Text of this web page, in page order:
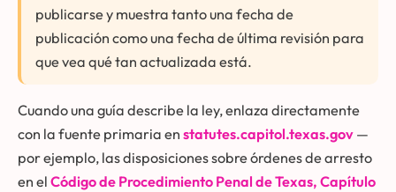
publicarse y muestra tanto una fecha de
publicación como una fecha de última revisión para
que vea qué tan actualizada está.
Cuando una guía describe la ley, enlaza directamente
con la fuente primaria en statutes.capitol.texas.gov —
por ejemplo, las disposiciones sobre órdenes de arresto
en el Código de Procedimiento Penal de Texas, Capítulo